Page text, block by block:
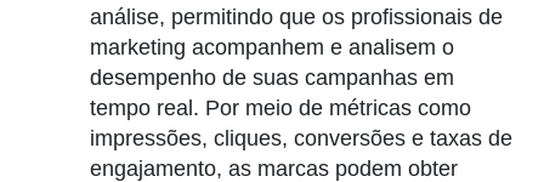
análise, permitindo que os profissionais de
marketing acompanhem e analisem o
desempenho de suas campanhas em
tempo real. Por meio de métricas como
impressões, cliques, conversões e taxas de
engajamento, as marcas podem obter